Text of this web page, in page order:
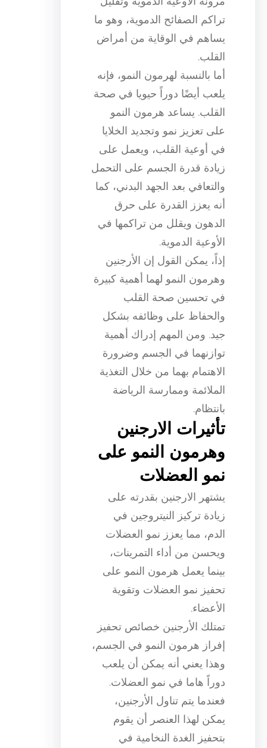
تراكم الصفائح الدموية، وهو ما
يساهم في الوقاية من أمراض
القلب.
أما بالنسبة لهرمون النمو، فإنه
يلعب أيضًا دوراً حيويا في صحة
القلب. يساعد هرمون النمو
على تعزيز نمو وتجديد الخلايا
في أوعية القلب، ويعمل على
زيادة قدرة الجسم على التحمل
والتعافي بعد الجهد البدني، كما
أنه يعزز القدرة على حرق
الدهون ويقلل من تراكمها في
الأوعية الدموية.
إذاً، يمكن القول إن الأرجنين
وهرمون النمو لهما أهمية كبيرة
في تحسين صحة القلب
والحفاظ على وظائفه بشكل
جيد. ومن المهم إدراك أهمية
توازنهما في الجسم وضرورة
الاهتمام بهما من خلال التغذية
الملائمة وممارسة الرياضة
بانتظام.
تأثيرات الارجنين
وهرمون النمو على
نمو العضلات
يشتهر الارجنين بقدرته على
زيادة تركيز النيتروجين في
الدم، مما يعزز نمو العضلات
ويحسن من أداء التمرينات،
بينما يعمل هرمون النمو على
تحفيز نمو العضلات وتقوية
الأعضاء.
تمتلك الأرجنين خصائص تحفيز
إفراز هرمون النمو في الجسم،
وهذا يعني أنه يمكن أن يلعب
دوراً هاما في نمو العضلات.
فعندما يتم تناول الأرجنين،
يمكن لهذا العنصر أن يقوم
بتحفيز الغدة النخامية في